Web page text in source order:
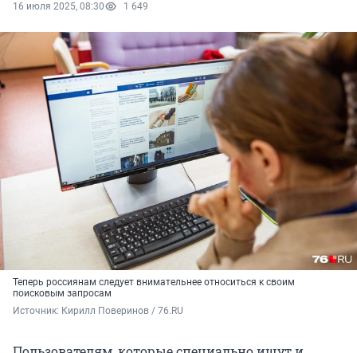
16 июля 2025, 08:30 1 649
Теперь россиянам следует внимательнее относиться к своим
поисковым запросам
Источник: Кирилл Поверинов / 76.RU